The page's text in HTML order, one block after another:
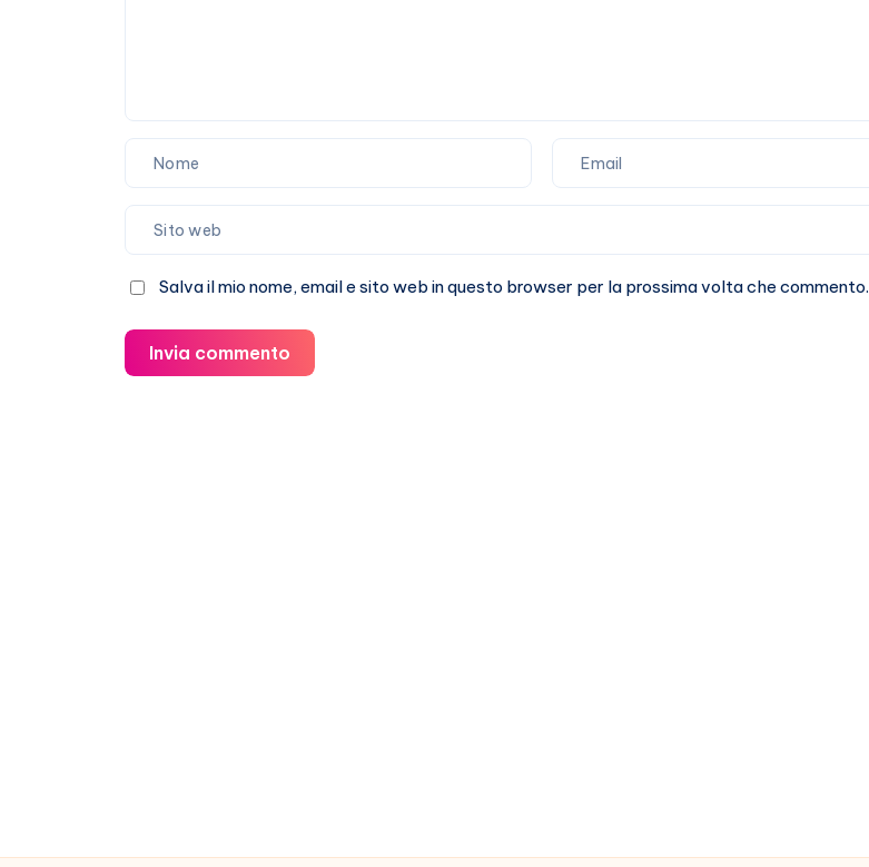
Salva il mio nome, email e sito web in questo browser per la prossima volta che commento.
Invia commento